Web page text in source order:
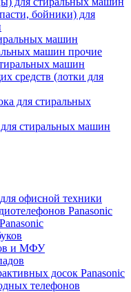
бойники) для
машин
машин прочие
машин
средств (лотки для
для стиральных
стиральных машин
офисной техники
Panasonic
и МФУ
досок Panasonic
телефонов